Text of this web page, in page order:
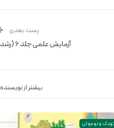
پست بعدی
آزمایش علمی جلد ۶ (رشد)
بیشتر از نویسنده
و نوجوان